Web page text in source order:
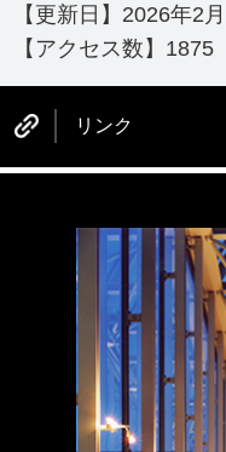
【更新日】 2026年2
【アクセス数】 1875
リンク